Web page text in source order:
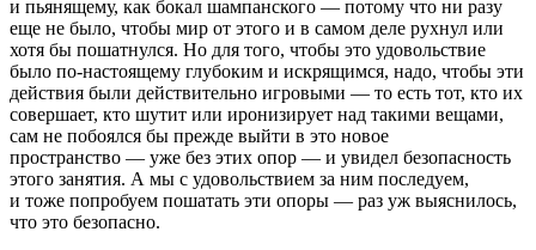
и пьянящему, как бокал шампанского — потому что ни разу
еще не было, чтобы мир от этого и в самом деле рухнул или
хотя бы пошатнулся. Но для того, чтобы это удовольствие
было по-настоящему глубоким и искрящимся, надо, чтобы эти
действия были действительно игровыми — то есть тот, кто их
совершает, кто шутит или иронизирует над такими вещами,
сам не побоялся бы прежде выйти в это новое
пространство — уже без этих опор — и увидел безопасность
этого занятия. А мы с удовольствием за ним последуем,
и тоже попробуем пошатать эти опоры — раз уж выяснилось,
что это безопасно.